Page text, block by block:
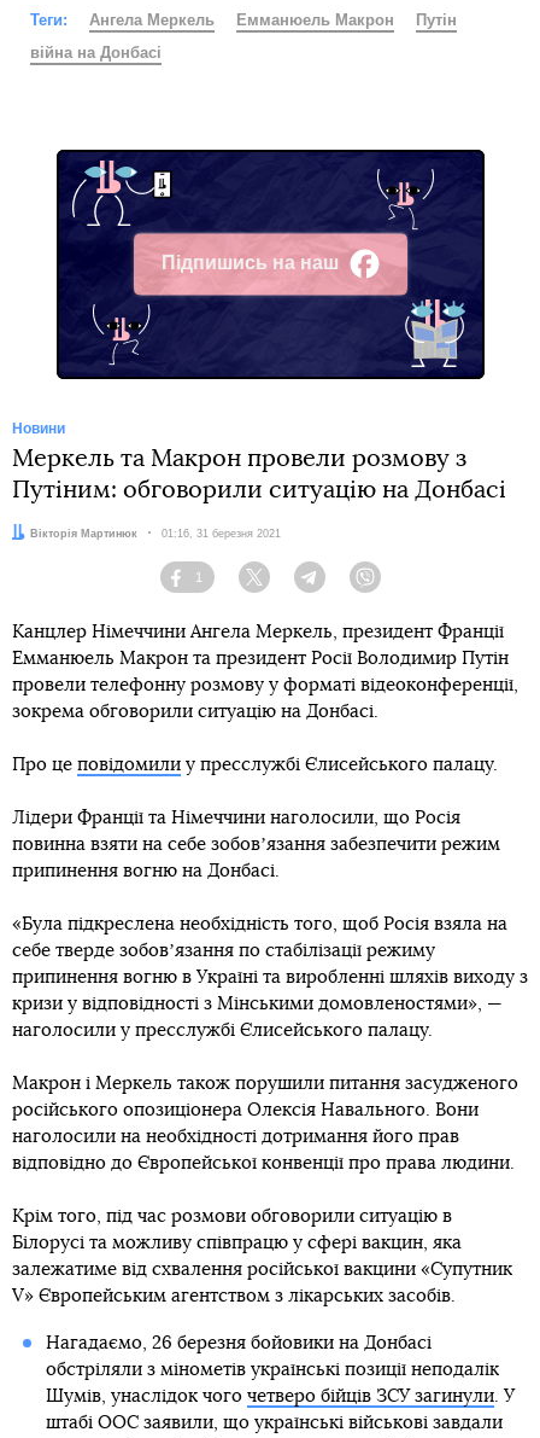
Теги: Ангела Меркель Емманюель Макрон
Путін
війна на Донбасі
Підпишись на наш
Facebook
Новини
Меркель та Макрон провели розмову з
Путіним: обговорили ситуацію на Донбасі
Автор:Вікторія Мартинюк Дата:
01:16, 31 березня 2021
Facebook
1
Twitter TelegramViber
Канцлер Німеччини Ангела Меркель, президент Франції
Емманюель Макрон та президент Росії Володимир Путін
провели телефонну розмову у форматі відеоконференції,
зокрема обговорили ситуацію на Донбасі.
Про це повідомили у пресслужбі Єлисейського палацу.
Лідери Франції та Німеччини наголосили, що Росія
повинна взяти на себе зобовʼязання забезпечити режим
припинення вогню на Донбасі.
«Була підкреслена необхідність того, щоб Росія взяла на
себе тверде зобовʼязання по стабілізації режиму
припинення вогню в Україні та виробленні шляхів виходу з
кризи у відповідності з Мінськими домовленостями», —
наголосили у пресслужбі Єлисейського палацу.
Макрон і Меркель також порушили питання засудженого
російського опозиціонера Олексія Навального. Вони
наголосили на необхідності дотримання його прав
відповідно до Європейської конвенції про права людини.
Крім того, під час розмови обговорили ситуацію в
Білорусі та можливу співпрацю у сфері вакцин, яка
залежатиме від схвалення російської вакцини «Супутник
V» Європейським агентством з лікарських засобів.
Нагадаємо, 26 березня бойовики на Донбасі
обстріляли з мінометів українські позиції неподалік
Шумів, унаслідок чого четверо бійців ЗСУ загинули. У
штабі ООС заявили, що українські військові завдали